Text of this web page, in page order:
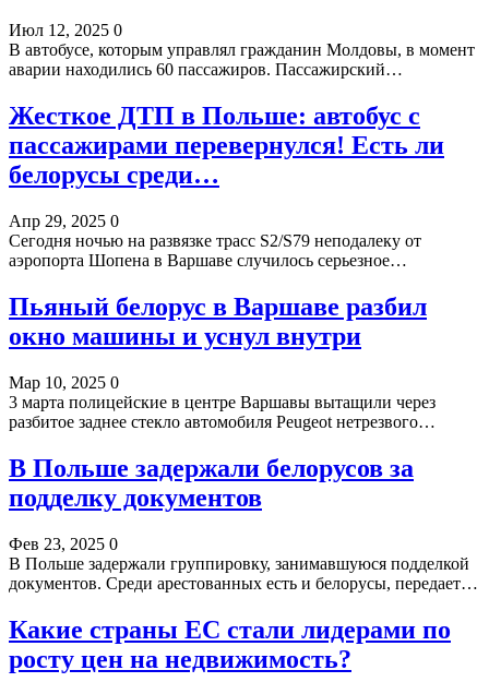
Июл 12, 2025 0
В автобусе, которым управлял гражданин Молдовы, в момент
аварии находились 60 пассажиров. Пассажирский…
Жесткое ДТП в Польше: автобус с
пассажирами перевернулся! Есть ли
белорусы среди…
Апр 29, 2025 0
Сегодня ночью на развязке трасс S2/S79 неподалеку от
аэропорта Шопена в Варшаве случилось серьезное…
Пьяный белорус в Варшаве разбил
окно машины и уснул внутри
Мар 10, 2025 0
3 марта полицейские в центре Варшавы вытащили через
разбитое заднее стекло автомобиля Peugeot нетрезвого…
В Польше задержали белорусов за
подделку документов
Фев 23, 2025 0
В Польше задержали группировку, занимавшуюся подделкой
документов. Среди арестованных есть и белорусы, передает…
Какие страны ЕС стали лидерами по
росту цен на недвижимость?